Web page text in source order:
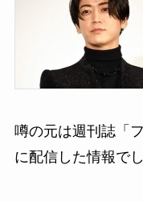
噂の元は週刊誌「
に配信した情報でし